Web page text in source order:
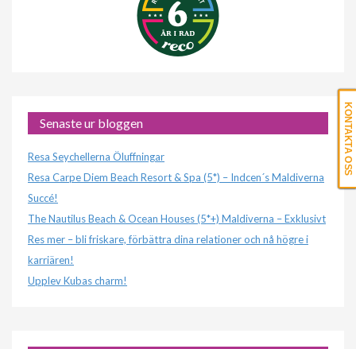
Senaste ur bloggen
Resa Seychellerna Öluffningar
Resa Carpe Diem Beach Resort & Spa (5*) – Indcen´s Maldiverna
Succé!
The Nautilus Beach & Ocean Houses (5*+) Maldiverna – Exklusivt
Res mer – bli friskare, förbättra dina relationer och nå högre i
karriären!
Upplev Kubas charm!
KONTAKTA OSS